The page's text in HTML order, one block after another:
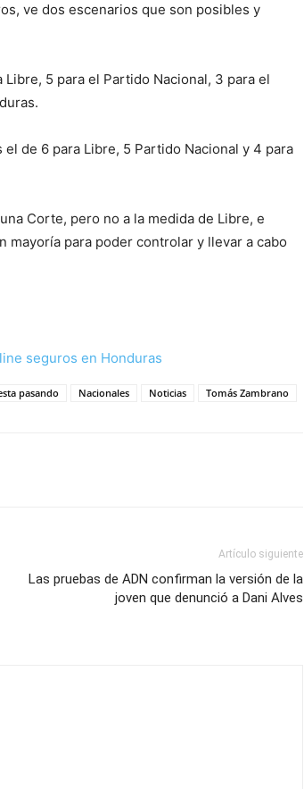
ve dos escenarios que son posibles y
5 para el Partido Nacional, 3 para el
de 6 para Libre, 5 Partido Nacional y 4 para
Corte, pero no a la medida de Libre, e
para poder controlar y llevar a cabo
seguros en Honduras
pasando Nacionales Noticias Tomás Zambrano
Artículo siguiente
Las pruebas de ADN confirman la versión de la
joven que denunció a Dani Alves